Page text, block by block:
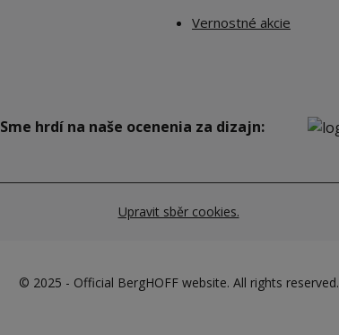
Vernostné akcie
Sme hrdí na naše ocenenia za dizajn:
Upravit sběr cookies.
© 2025 - Official BergHOFF website. All rights reserved.